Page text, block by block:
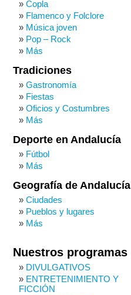
Copla
Flamenco y Folclore
Música joven
Pop – Rock
Más
Tradiciones
Gastronomía
Fiestas
Oficios y Costumbres
Más
Deporte en Andalucía
Fútbol
Más
Geografía de Andalucía
Ciudades
Pueblos y lugares
Más
Nuestros programas
DIVULGATIVOS
ENTRETENIMIENTO Y
FICCIÓN